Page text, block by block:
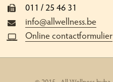
011 / 25 46 31
info@allwellness.be
Online contactformulier